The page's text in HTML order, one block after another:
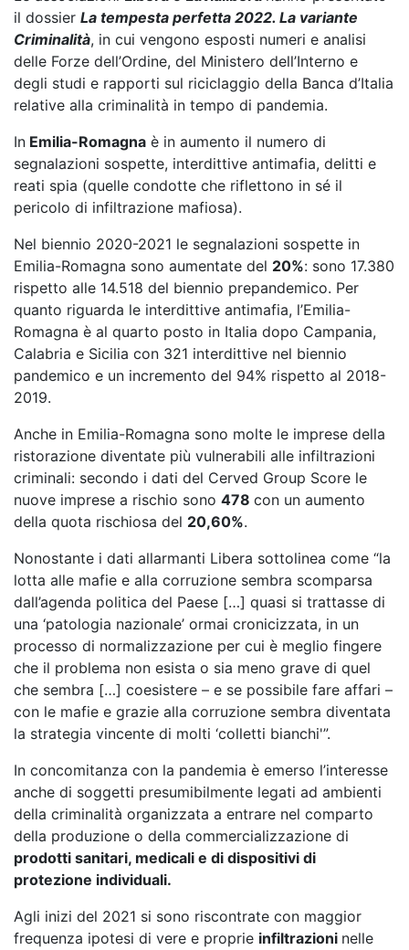
il dossier La tempesta perfetta 2022. La variante
Criminalità, in cui vengono esposti numeri e analisi
delle Forze dell’Ordine, del Ministero dell’Interno e
degli studi e rapporti sul riciclaggio della Banca d’Italia
relative alla criminalità in tempo di pandemia.
In Emilia-Romagna è in aumento il numero di
segnalazioni sospette, interdittive antimafia, delitti e
reati spia (quelle condotte che riflettono in sé il
pericolo di infiltrazione mafiosa).
Nel biennio 2020-2021 le segnalazioni sospette in
Emilia-Romagna sono aumentate del 20%: sono 17.380
rispetto alle 14.518 del biennio prepandemico. Per
quanto riguarda le interdittive antimafia, l’Emilia-
Romagna è al quarto posto in Italia dopo Campania,
Calabria e Sicilia con 321 interdittive nel biennio
pandemico e un incremento del 94% rispetto al 2018-
2019.
Anche in Emilia-Romagna sono molte le imprese della
ristorazione diventate più vulnerabili alle infiltrazioni
criminali: secondo i dati del Cerved Group Score le
nuove imprese a rischio sono 478 con un aumento
della quota rischiosa del 20,60%.
Nonostante i dati allarmanti Libera sottolinea come “la
lotta alle mafie e alla corruzione sembra scomparsa
dall’agenda politica del Paese […] quasi si trattasse di
una ‘patologia nazionale’ ormai cronicizzata, in un
processo di normalizzazione per cui è meglio fingere
che il problema non esista o sia meno grave di quel
che sembra […] coesistere – e se possibile fare affari –
con le mafie e grazie alla corruzione sembra diventata
la strategia vincente di molti ‘colletti bianchi'”.
In concomitanza con la pandemia è emerso l’interesse
anche di soggetti presumibilmente legati ad ambienti
della criminalità organizzata a entrare nel comparto
della produzione o della commercializzazione di
prodotti sanitari, medicali e di dispositivi di
protezione individuali.
Agli inizi del 2021 si sono riscontrate con maggior
frequenza ipotesi di vere e proprie infiltrazioni nelle